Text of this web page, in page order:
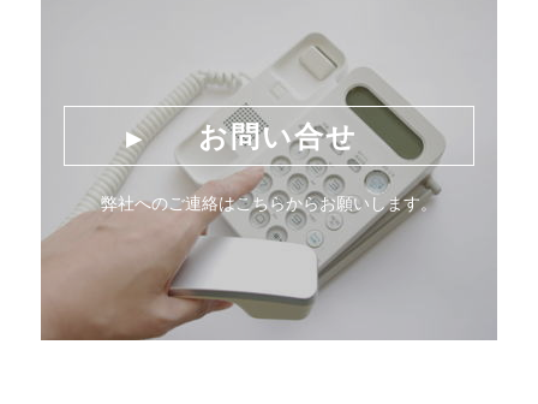
お問い合せ
弊社へのご連絡はこちらからお願いします。